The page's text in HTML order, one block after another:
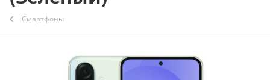
Смартфоны